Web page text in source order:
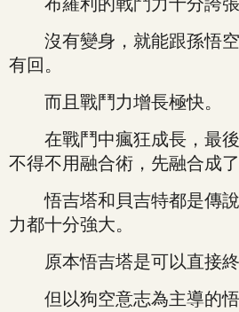
沒有變身，就能跟孫悟空
有回。
而且戰鬥力增長極快。
在戰鬥中瘋狂成長，最後
不得不用融合術，先融合成
悟吉塔和貝吉特都是傳說
力都十分強大。
原本悟吉塔是可以直接終
但以狗空意志為主導的悟